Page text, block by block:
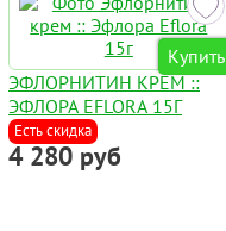
Купить
ЭФЛОРНИТИН КРЕМ ::
ЭФЛОРА EFLORA 15Г
Есть скидка
4 280 руб